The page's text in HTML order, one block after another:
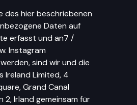
des hier beschriebenen
Daten auf
erfasst und an7 /
Instagram
sind wir und die
Ireland Limited, 4
Grand Canal
2, Irland gemeinsam für